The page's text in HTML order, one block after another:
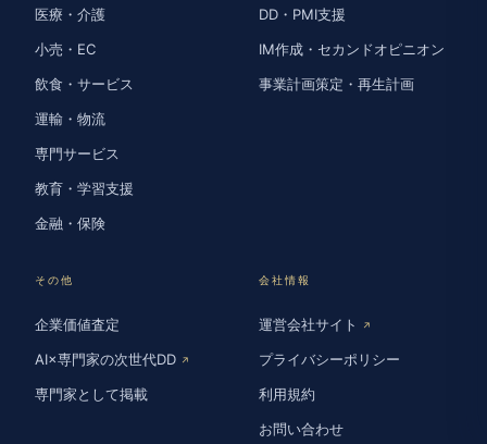
医療・介護
小売・EC
飲食・サービス
運輸・物流
専門サービス
教育・学習支援
金融・保険
DD・PMI支援
IM作成・セカンドオピニオン
事業計画策定・再生計画
その他
企業価値査定
AI×専門家の次世代DD ↗
専門家として掲載
会社情報
運営会社サイト ↗
プライバシーポリシー
利用規約
お問い合わせ